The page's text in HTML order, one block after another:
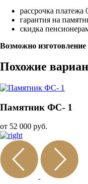
рассрочка платежа
гарантия на
скидка
Возможно
Похожие
Памятник ФС- 1
от 52 000 руб.